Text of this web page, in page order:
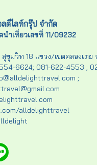
ดีไลท์กรุ๊ป จำกัด
ำเที่ยวเลขที่ 11/09232
ขุมวิท 18 แขวง/เขตคลองเตย
6624; 081-622-4553 ;
;
alldelighttravel